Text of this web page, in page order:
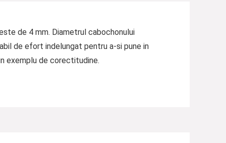
de 4 mm. Diametrul cabochonului
de efort indelungat pentru a-si pune in
exemplu de corectitudine.